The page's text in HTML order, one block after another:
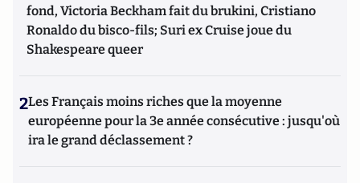
fond, Victoria Beckham fait du brukini, Cristiano
Ronaldo du bisco-fils; Suri ex Cruise joue du
Shakespeare queer
2Les Français moins riches que la moyenne
européenne pour la 3e année consécutive : jusqu'où
ira le grand déclassement ?